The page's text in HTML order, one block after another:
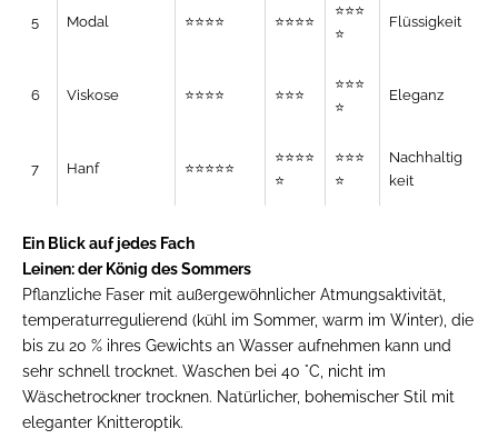
5 Modal ⭐⭐⭐⭐ ⭐⭐⭐⭐
⭐⭐⭐
⭐
Flüssigkeit
6 Viskose ⭐⭐⭐⭐ ⭐⭐⭐
⭐⭐⭐
⭐
Eleganz
7 Hanf ⭐⭐⭐⭐⭐
⭐⭐⭐⭐
⭐
⭐⭐⭐
⭐
Nachhaltig
keit
Ein Blick auf jedes Fach
Leinen: der König des Sommers
Pflanzliche Faser mit außergewöhnlicher Atmungsaktivität,
temperaturregulierend (kühl im Sommer, warm im Winter), die
bis zu 20 % ihres Gewichts an Wasser aufnehmen kann und
sehr schnell trocknet. Waschen bei 40 °C, nicht im
Wäschetrockner trocknen. Natürlicher, bohemischer Stil mit
eleganter Knitteroptik.